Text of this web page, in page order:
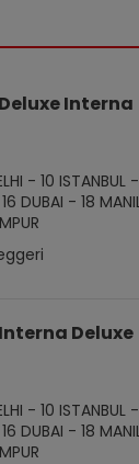
Interna
- 10 ISTANBUL -
16 DUBAI - 18
Deluxe
- 10 ISTANBUL -
16 DUBAI - 18